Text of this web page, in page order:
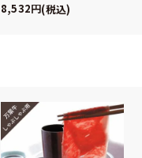
8,532 税込